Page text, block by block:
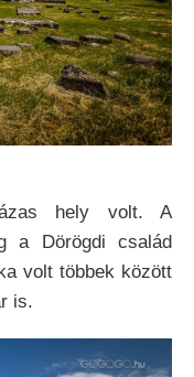
hely volt. A
a Dörögdi család
volt többek között
is.